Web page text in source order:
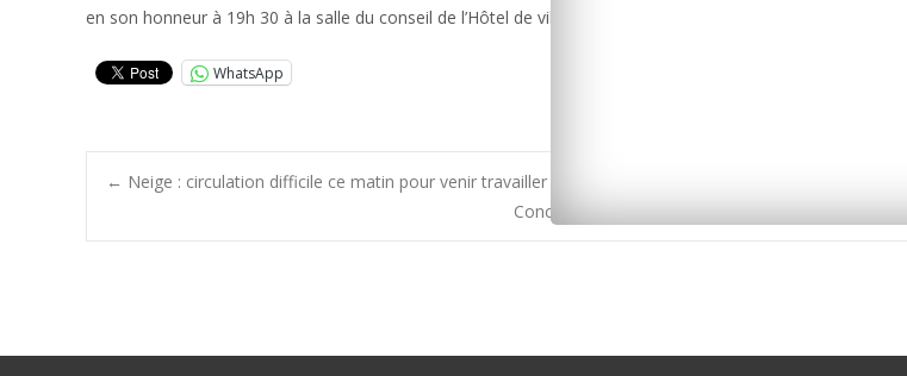
en son honneur à 19h 30 à la salle du conseil de l’Hôtel de ville.
WhatsApp
Post
← Neige : circulation difficile ce matin pour venir travailler à Surgères (témoignages)
Conchyliculture : le président du CRC Gérald